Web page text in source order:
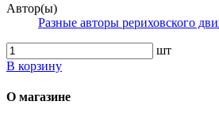
Автор(ы)
Разные авторы рериховского
шт
В корзину
О магазине